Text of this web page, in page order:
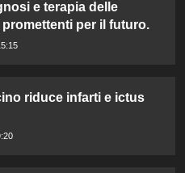
e terapia delle
per il futuro.
riduce infarti e ictus